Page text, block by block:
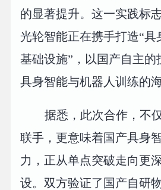
的显著提升。这一实践标
光轮智能正在携手打造“具
基础设施”，以国产自主的
具身智能与机器人训练的
据悉，此次合作，不
联手，更意味着国产具身
力，正从单点突破走向更
设。双方验证了国产自研